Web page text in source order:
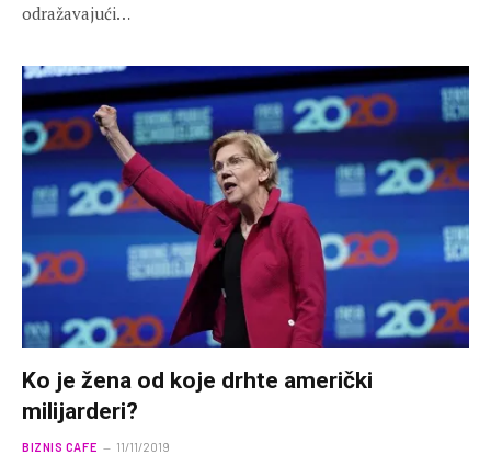
odražavajući…
Ko je žena od koje drhte američki
milijarderi?
BIZNIS CAFE 11/11/2019